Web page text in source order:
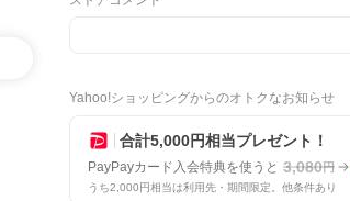
Yahoo!ショッピングからのオトクなお知らせ
合計5,000円相当プレゼント！
PayPayカード入会特典を使うと 3,080円
うち2,000円相当は利用先・期間限定。他条件あり